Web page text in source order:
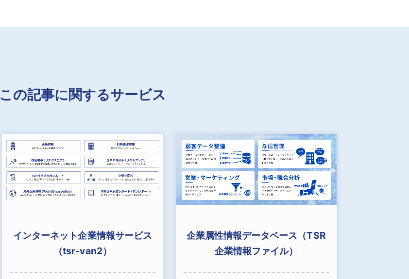
この記事に関するサービス
インターネット企業情報サービス
（tsr-van2）
企業属性情報データベース（TSR
企業情報ファイル）